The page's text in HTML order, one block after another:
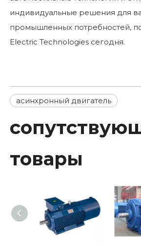
индивидуальные решения для
промышленных потребностей,
Electric Technologies сегодня.
асинхронный двигатель
товары